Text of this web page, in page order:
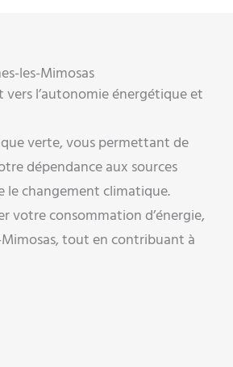
les-Mimosas
l’autonomie énergétique et
verte, vous permettant de
dépendance aux sources
le changement climatique.
votre consommation d’énergie,
tout en contribuant à